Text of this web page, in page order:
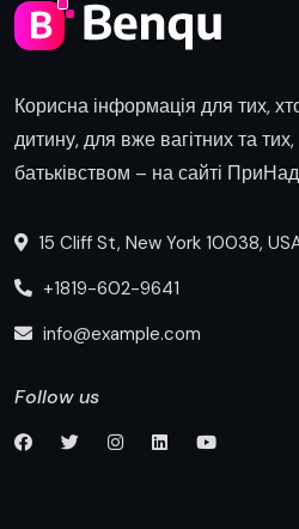
Корисна інформація для тих,
дитину, для вже вагітних та
батьківством – на сайті
15 Cliff St, New York 10038,
+1819-602-9641
info@example.com
Follow us